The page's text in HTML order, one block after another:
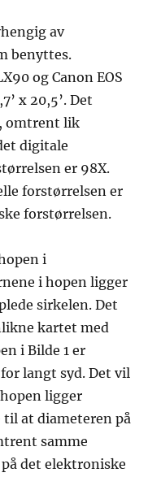
av
benyttes.
og Canon EOS
x 20,5’. Det
omtrent lik
digitale
er 98X.
forstørrelsen er
forstørrelsen.
i
i hopen ligger
sirkelen. Det
kartet med
i Bilde 1 er
langt syd. Det vil
ligger
til at diameteren på
samme
det elektroniske